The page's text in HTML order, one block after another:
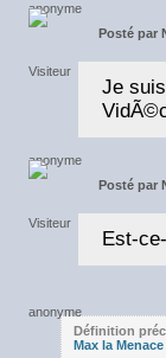
Posté par
Je
Posté par
Est-
Définition
Max la Menace